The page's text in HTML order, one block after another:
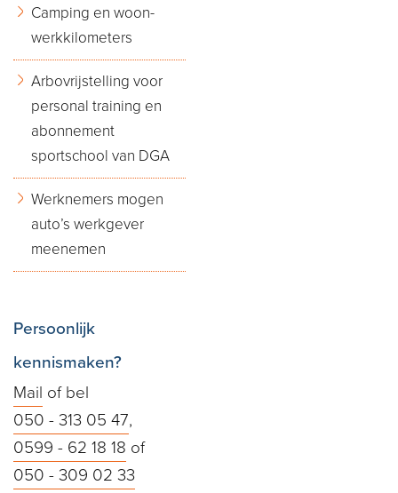
Camping en woon-
werkkilometers
Arbovrijstelling voor
personal training en
abonnement
sportschool van DGA
Werknemers mogen
auto’s werkgever
meenemen
Persoonlijk
kennismaken?
Mail of bel
050 - 313 05 47,
0599 - 62 18 18 of
050 - 309 02 33